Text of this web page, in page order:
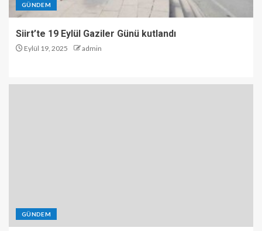
GÜNDEM
Siirt’te 19 Eylül Gaziler Günü kutlandı
Eylül 19, 2025 admin
GÜNDEM